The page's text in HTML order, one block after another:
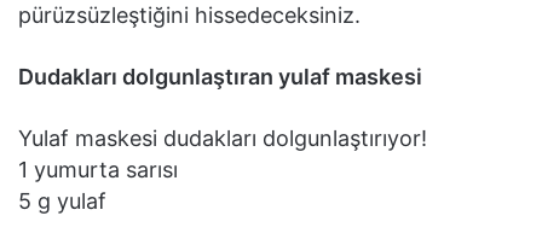
pürüzsüzleştiğini hissedeceksiniz.
Dudakları dolgunlaştıran yulaf maskesi
Yulaf maskesi dudakları dolgunlaştırıyor!
1 yumurta sarısı
5 g yulaf